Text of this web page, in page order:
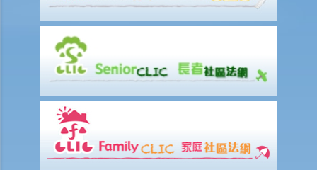
在甚麼情況下，僱主不需要為其僱員的工傷負上賠償責任？
賠償項目
我的配偶在工作時因意外而死亡，我或我的家人可獲哪些賠償？
我在工作時因遇到意外而受傷及導致傷殘，我或我的家人可獲哪些賠
除上述的賠償外，我可否就工傷而獲得其他賠償（例如醫藥費）？
工傷或有關意外之報告
僱主向勞工處報告與工作有關的意外之時限是多久？